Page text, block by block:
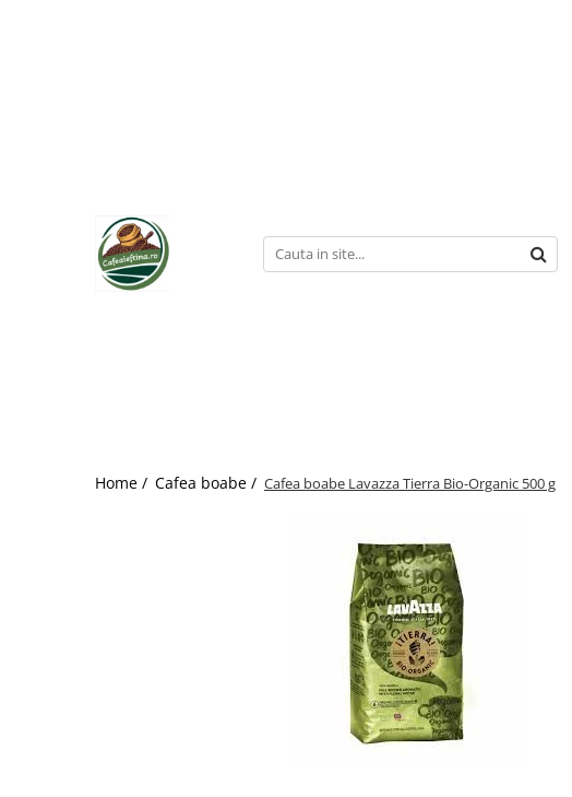
Home / Cafea boabe / Cafea boabe Lavazza Tierra Bio-Organic 500 g